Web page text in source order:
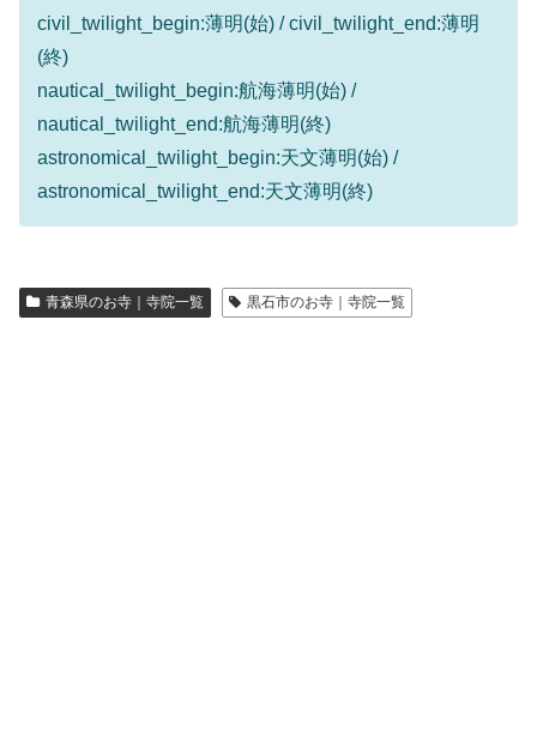
civil_twilight_begin:薄明(始) / civil_twilight_end:薄明
(終)
nautical_twilight_begin:航海薄明(始) /
nautical_twilight_end:航海薄明(終)
astronomical_twilight_begin:天文薄明(始) /
astronomical_twilight_end:天文薄明(終)
青森県のお寺｜寺院一覧 黒石市のお寺｜寺院一覧